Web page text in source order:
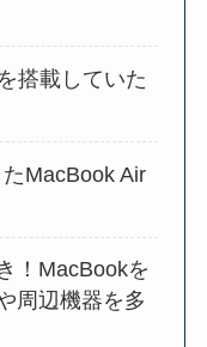
搭載していた
MacBook Air
！MacBookを
周辺機器を多